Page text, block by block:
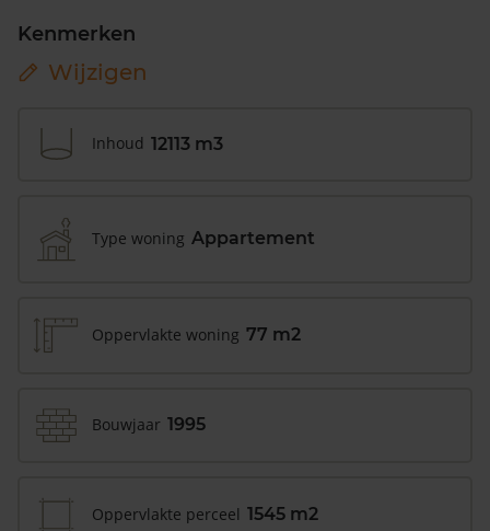
Kenmerken
Wijzigen
Inhoud 12113 m3
Type woning Appartement
Oppervlakte woning 77 m2
Bouwjaar 1995
Oppervlakte perceel 1545 m2